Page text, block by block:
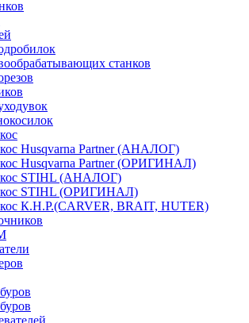
станков
Husqvarna Partner (АНАЛОГ)
Husqvarna Partner (ОРИГИНАЛ)
STIHL (АНАЛОГ)
STIHL (ОРИГИНАЛ)
К.Н.Р.(CARVER, BRAIT, HUTER)